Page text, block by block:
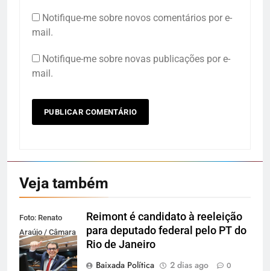
Notifique-me sobre novos comentários por e-
mail.
Notifique-me sobre novas publicações por e-
mail.
Veja também
Foto: Renato
Araújo / Câmara
dos Deputados
Reimont é candidato à reeleição
para deputado federal pelo PT do
Rio de Janeiro
Baixada Política
2 dias ago 0